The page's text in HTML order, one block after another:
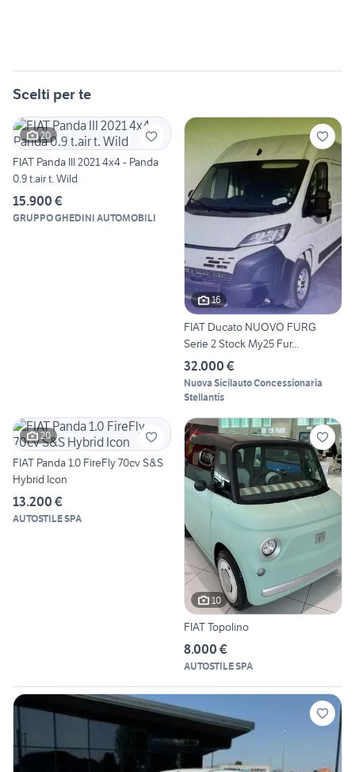
Scelti per te
20
FIAT Panda III 2021 4x4 - Panda
0.9 t.air t. Wild
15.900 €
GRUPPO GHEDINI AUTOMOBILI
16
FIAT Ducato NUOVO FURG
Serie 2 Stock My25 Fur...
32.000 €
Nuova Sicilauto Concessionaria
Stellantis
20
FIAT Panda 1.0 FireFly 70cv S&S
Hybrid Icon
13.200 €
AUTOSTILE SPA
10
FIAT Topolino
8.000 €
AUTOSTILE SPA